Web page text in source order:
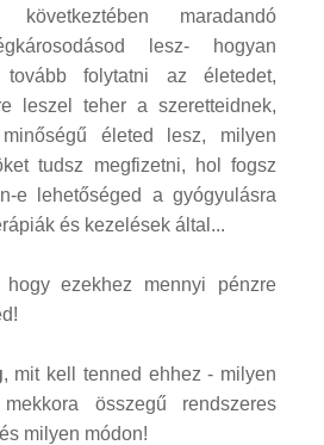
következtében maradandó
lesz- hogyan
tovább folytatni az életedet,
leszel teher a szeretteidnek,
életed lesz, milyen
tudsz megfizetni, hol fogsz
e lehetőséged a gyógyulásra
és kezelések által...
ezekhez mennyi pénzre
, mit kell tenned ehhez - milyen
mekkora összegű rendszeres
milyen módon!